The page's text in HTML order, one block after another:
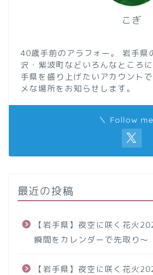
こぎ
40歳手前のアラフォー。 岩手県
沢・紫波町などいろんなところ
手県を盛り上げたいアカウント
メな場所をお知らせします。
＼ Follow
最近の投稿
【岩手県】夜空に咲く花火
瞬間をカレンダーで先取り～
【岩手県】夜空に咲く花火